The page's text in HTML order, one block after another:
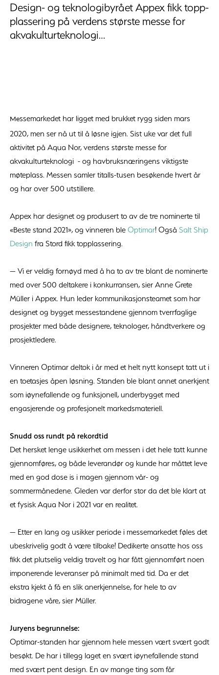
Design- og teknologibyrået Appex fikk topp-
plassering på verdens største messe for
akvakulturteknologi…
Messemarkedet har ligget med brukket rygg siden mars
2020, men ser nå ut til å løsne igjen. Sist uke var det full
aktivitet på Aqua Nor, verdens største messe for
akvakulturteknologi - og havbruksnæringens viktigste
møteplass. Messen samler titalls-tusen besøkende hvert år
og har over 500 utstillere.
Appex har designet og produsert to av de tre nominerte til
«Beste stand 2021», og vinneren ble Optimar! Også Salt Ship
Design fra Stord fikk topplassering.
— Vi er veldig fornøyd med å ha to av tre blant de nominerte
med over 500 deltakere i konkurransen, sier Anne Grete
Müller i Appex. Hun leder kommunikasjonsteamet som har
designet og bygget messestandene gjennom tverrfaglige
prosjekter med både designere, teknologer, håndtverkere og
prosjektledere.
Vinneren Optimar deltok i år med et helt nytt konsept tatt ut i
en toetasjes åpen løsning. Standen ble blant annet anerkjent
som iøynefallende og funksjonell, underbygget med
engasjerende og profesjonelt markedsmateriell.
Snudd oss rundt på rekordtid
Det hersket lenge usikkerhet om messen i det hele tatt kunne
gjennomføres, og både leverandør og kunde har måttet leve
med en god dose is i magen gjennom vår- og
sommermånedene. Gleden var derfor stor da det ble klart at
et fysisk Aqua Nor i 2021 var en realitet.
— Etter en lang og usikker periode i messemarkedet føles det
ubeskrivelig godt å være tilbake! Dedikerte ansatte hos oss
fikk det plutselig veldig travelt og har fått gjennomført noen
imponerende leveranser på minimalt med tid. Da er det
ekstra kjekt å få en slik anerkjennelse, for hele to av
bidragene våre, sier Müller.
Juryens begrunnelse:
Optimar-standen har gjennom hele messen vært svært godt
besøkt. De har i tillegg laget en svært iøynefallende stand
med svært pent design. En av mange ting som får